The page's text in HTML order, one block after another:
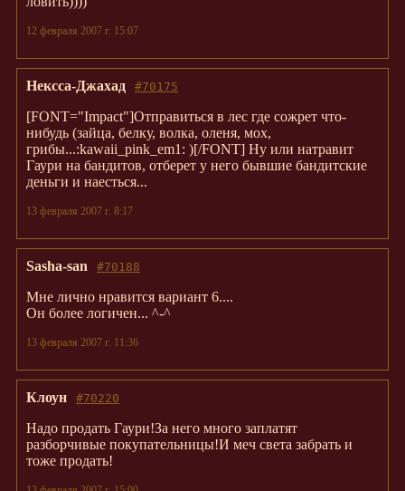
12 февраля 2007 г. 15:07
#70175
Нексса-Джахад
[FONT="Impact"]Отправиться в лес где сожрет что-
нибудь (зайца, белку, волка, оленя, мох,
грибы...:kawaii_pink_em1: )[/FONT] Ну или натравит
Гаури на бандитов, отберет у него бывшие бандитские
деньги и наесться...
13 февраля 2007 г. 8:17
#70188
Sasha-san
Мне лично нравится вариант 6....
Он более логичен... ^-^
13 февраля 2007 г. 11:36
#70220
Клоун
Надо продать Гаури!За него много заплатят
разборчивые покупательницы!И меч света забрать и
тоже продать!